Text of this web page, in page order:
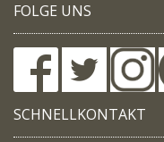
FOLGE UNS
SCHNELLKONTAKT